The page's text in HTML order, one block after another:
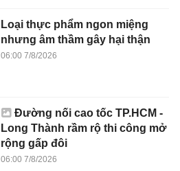
Loại thực phẩm ngon miệng
nhưng âm thầm gây hại thận
06:00 7/8/2026
Đường nối cao tốc TP.HCM -
Long Thành rầm rộ thi công mở
rộng gấp đôi
06:00 7/8/2026